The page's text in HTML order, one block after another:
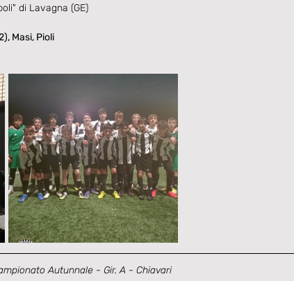
di Lavagna (GE)
Masi, Pioli
Autunnale - Gir. A - Chiavari